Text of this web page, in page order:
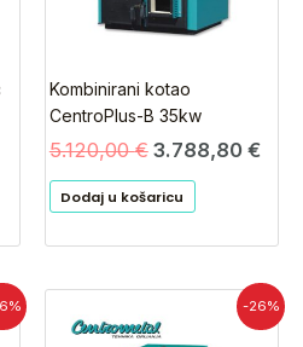
Kombinirani kotao
CentroPlus-B 35kw
5.120,00€ 3.788,80 €
Dodaj u košaricu
-26%
cijena